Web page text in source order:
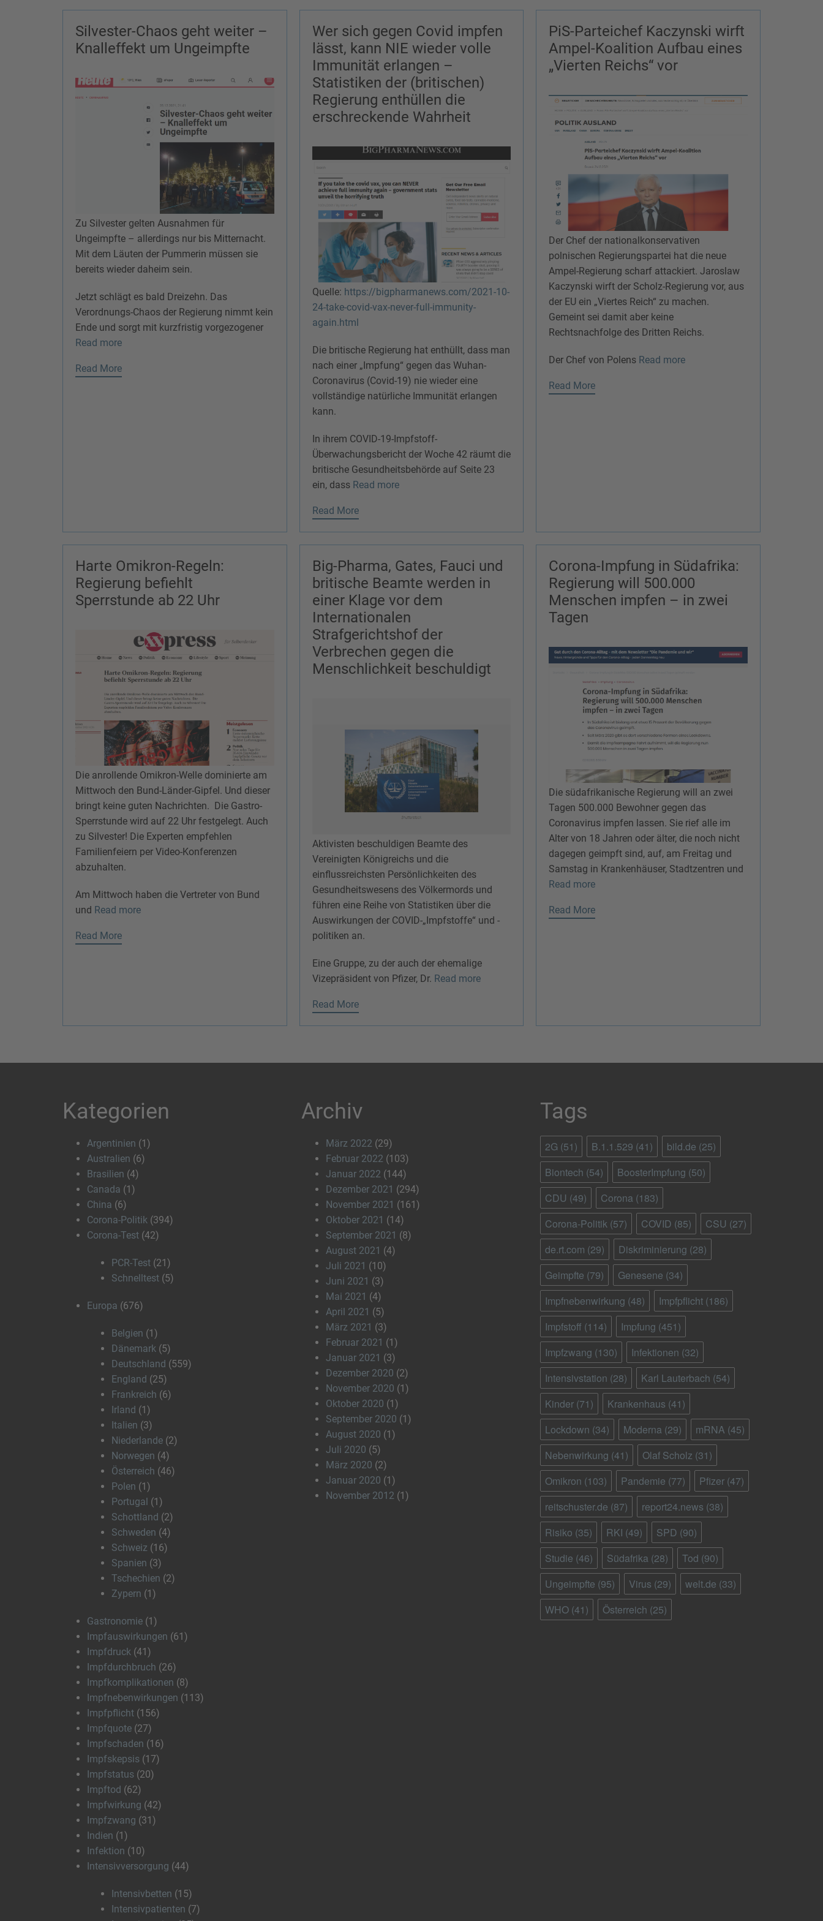
Silvester-Chaos geht weiter –
Knalleffekt um Ungeimpfte
Zu Silvester gelten Ausnahmen für
Ungeimpfte – allerdings nur bis Mitternacht.
Mit dem Läuten der Pummerin müssen sie
bereits wieder daheim sein.
Jetzt schlägt es bald Dreizehn. Das
Verordnungs-Chaos der Regierung nimmt kein
Ende und sorgt mit kurzfristig vorgezogener
Read more
Read More
Wer sich gegen Covid impfen
lässt, kann NIE wieder volle
Immunität erlangen –
Statistiken der (britischen)
Regierung enthüllen die
erschreckende Wahrheit
Quelle: https://bigpharmanews.com/2021-10-
24-take-covid-vax-never-full-immunity-
again.html
Die britische Regierung hat enthüllt, dass man
nach einer „Impfung“ gegen das Wuhan-
Coronavirus (Covid-19) nie wieder eine
vollständige natürliche Immunität erlangen
kann.
In ihrem COVID-19-Impfstoff-
Überwachungsbericht der Woche 42 räumt die
britische Gesundheitsbehörde auf Seite 23
ein, dass Read more
Read More
PiS-Parteichef Kaczynski wirft
Ampel-Koalition Aufbau eines
„Vierten Reichs“ vor
Der Chef der nationalkonservativen
polnischen Regierungspartei hat die neue
Ampel-Regierung scharf attackiert. Jaroslaw
Kaczynski wirft der Scholz-Regierung vor, aus
der EU ein „Viertes Reich“ zu machen.
Gemeint sei damit aber keine
Rechtsnachfolge des Dritten Reichs.
Der Chef von Polens Read more
Read More
Harte Omikron-Regeln:
Regierung befiehlt
Sperrstunde ab 22 Uhr
Die anrollende Omikron-Welle dominierte am
Mittwoch den Bund-Länder-Gipfel. Und dieser
bringt keine guten Nachrichten. Die Gastro-
Sperrstunde wird auf 22 Uhr festgelegt. Auch
zu Silvester! Die Experten empfehlen
Familienfeiern per Video-Konferenzen
abzuhalten.
Am Mittwoch haben die Vertreter von Bund
und Read more
Read More
Big-Pharma, Gates, Fauci und
britische Beamte werden in
einer Klage vor dem
Internationalen
Strafgerichtshof der
Verbrechen gegen die
Menschlichkeit beschuldigt
Aktivisten beschuldigen Beamte des
Vereinigten Königreichs und die
einflussreichsten Persönlichkeiten des
Gesundheitswesens des Völkermords und
führen eine Reihe von Statistiken über die
Auswirkungen der COVID-„Impfstoffe“ und -
politiken an.
Eine Gruppe, zu der auch der ehemalige
Vizepräsident von Pfizer, Dr. Read more
Read More
Corona-Impfung in Südafrika:
Regierung will 500.000
Menschen impfen – in zwei
Tagen
Die südafrikanische Regierung will an zwei
Tagen 500.000 Bewohner gegen das
Coronavirus impfen lassen. Sie rief alle im
Alter von 18 Jahren oder älter, die noch nicht
dagegen geimpft sind, auf, am Freitag und
Samstag in Krankenhäuser, Stadtzentren und
Read more
Read More
Kategorien
Argentinien (1)
Australien (6)
Brasilien (4)
Canada (1)
China (6)
Corona-Politik (394)
Corona-Test (42)
PCR-Test (21)
Schnelltest (5)
Europa (676)
Belgien (1)
Dänemark (5)
Deutschland (559)
England (25)
Frankreich (6)
Irland (1)
Italien (3)
Niederlande (2)
Norwegen (4)
Österreich (46)
Polen (1)
Portugal (1)
Schottland (2)
Schweden (4)
Schweiz (16)
Spanien (3)
Tschechien (2)
Zypern (1)
Gastronomie (1)
Impfauswirkungen (61)
Impfdruck (41)
Impfdurchbruch (26)
Impfkomplikationen (8)
Impfnebenwirkungen (113)
Impfpflicht (156)
Impfquote (27)
Impfschaden (16)
Impfskepsis (17)
Impfstatus (20)
Impftod (62)
Impfwirkung (42)
Impfzwang (31)
Indien (1)
Infektion (10)
Intensivversorgung (44)
Intensivbetten (15)
Intensivpatienten (7)
Archiv
März 2022 (29)
Februar 2022 (103)
Januar 2022 (144)
Dezember 2021 (294)
November 2021 (161)
Oktober 2021 (14)
September 2021 (8)
August 2021 (4)
Juli 2021 (10)
Juni 2021 (3)
Mai 2021 (4)
April 2021 (5)
März 2021 (3)
Februar 2021 (1)
Januar 2021 (3)
Dezember 2020 (2)
November 2020 (1)
Oktober 2020 (1)
September 2020 (1)
August 2020 (1)
Juli 2020 (5)
März 2020 (2)
Januar 2020 (1)
November 2012 (1)
Tags
2G (51) B.1.1.529 (41) bild.de (25)
Biontech (54) BoosterImpfung (50)
CDU (49) Corona (183)
Corona-Politik (57) COVID (85) CSU (27)
de.rt.com (29) Diskriminierung (28)
Geimpfte (79) Genesene (34)
Impfnebenwirkung (48) Impfpflicht (186)
Impfstoff (114) Impfung (451)
Impfzwang (130) Infektionen (32)
Intensivstation (28) Karl Lauterbach (54)
Kinder (71) Krankenhaus (41)
Lockdown (34) Moderna (29) mRNA (45)
Nebenwirkung (41) Olaf Scholz (31)
Omikron (103) Pandemie (77) Pfizer (47)
reitschuster.de (87) report24.news (38)
Risiko (35) RKI (49) SPD (90)
Studie (46) Südafrika (28) Tod (90)
Ungeimpfte (95) Virus (29) welt.de (33)
WHO (41) Österreich (25)